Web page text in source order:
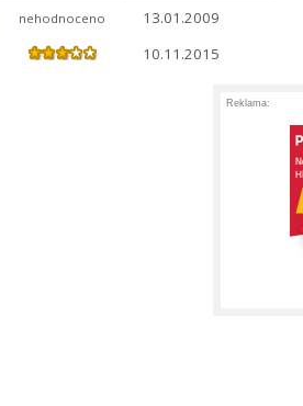
nehodnoceno 13.01.2009
10.11.2015
Reklama: